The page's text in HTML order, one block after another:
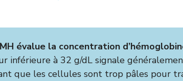
évalue la concentration
inférieure à 32 g/dL signale
que les cellules sont trop pâles pour